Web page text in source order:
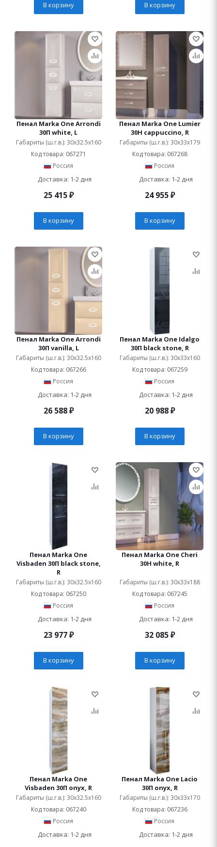
В корзину В корзину
Пенал Marka One Arrondi
30П white, L
Габариты (ш.г.в.): 30x32.5x160
Код товара: 067271
Россия
Доставка: 1-2 дня
25 415₽
В корзину
Пенал Marka One Lumier
30Н cappuccino, R
Габариты (ш.г.в.): 30x33x179
Код товара: 067268
Россия
Доставка: 1-2 дня
24 955₽
В корзину
Пенал Marka One Arrondi
30П vanilla, L
Габариты (ш.г.в.): 30x32.5x160
Код товара: 067266
Россия
Доставка: 1-2 дня
26 588₽
В корзину
Пенал Marka One Idalgo
30П black stone, R
Габариты (ш.г.в.): 30x33x160
Код товара: 067259
Россия
Доставка: 1-2 дня
20 988₽
В корзину
Пенал Marka One
Visbaden 30П black stone,
R
Габариты (ш.г.в.): 30x32.5x160
Код товара: 067250
Россия
Доставка: 1-2 дня
23 977₽
В корзину
Пенал Marka One Cheri
30Н white, R
Габариты (ш.г.в.): 30x33x188
Код товара: 067245
Россия
Доставка: 1-2 дня
32 085₽
В корзину
Пенал Marka One
Visbaden 30П onyx, R
Габариты (ш.г.в.): 30x32.5x160
Код товара: 067240
Россия
Доставка: 1-2 дня
Пенал Marka One Lacio
30П onyx, R
Габариты (ш.г.в.): 30x33x170
Код товара: 067236
Россия
Доставка: 1-2 дня